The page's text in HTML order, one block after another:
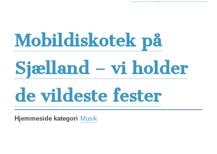
Mobildiskotek på
Sjælland – vi holder
de vildeste fester
Hjemmeside kategori Musik